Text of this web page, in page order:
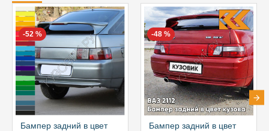
-52 %
Бампер задний в цвет
-48 %
Бампер задний в цвет